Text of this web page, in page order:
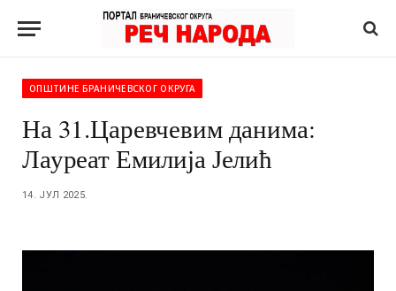
ОПШТИНЕ БРАНИЧЕВСКОГ ОКРУГА
На 31.Царевчевим данима:
Лауреат Емилија Јелић
14. ЈУЛ 2025.